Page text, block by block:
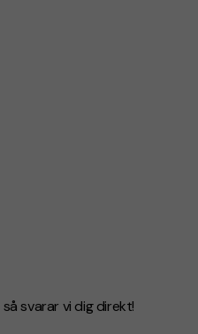
svarar vi dig direkt!